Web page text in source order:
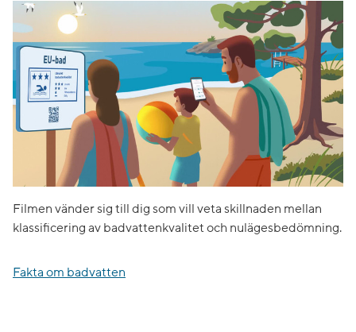
Filmen vänder sig till dig som vill veta skillnaden mellan
klassificering av badvattenkvalitet och nulägesbedömning.
Fakta om badvatten